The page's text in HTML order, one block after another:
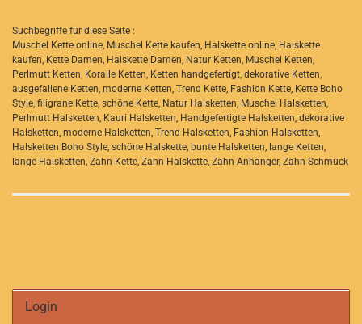
Suchbegriffe für diese Seite :
Muschel Kette online, Muschel Kette kaufen, Halskette online, Halskette
kaufen, Kette Damen, Halskette Damen, Natur Ketten, Muschel Ketten,
Perlmutt Ketten, Koralle Ketten, Ketten handgefertigt, dekorative Ketten,
ausgefallene Ketten, moderne Ketten, Trend Kette, Fashion Kette, Kette Boho
Style, filigrane Kette, schöne Kette, Natur Halsketten, Muschel Halsketten,
Perlmutt Halsketten, Kauri Halsketten, Handgefertigte Halsketten, dekorative
Halsketten, moderne Halsketten, Trend Halsketten, Fashion Halsketten,
Halsketten Boho Style, schöne Halskette, bunte Halsketten, lange Ketten,
lange Halsketten, Zahn Kette, Zahn Halskette, Zahn Anhänger, Zahn Schmuck
Login